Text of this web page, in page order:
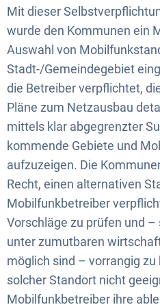
Mit dieser
wurde den Kommunen ein
Auswahl von
Stadt-/Gemeindegebiet
die Betreiber verpflichtet,
Pläne zum Netzausbau
mittels klar abgegrenzter
kommende Gebiete und
aufzuzeigen. Die
Recht, einen alternativen
Mobilfunkbetreiber
Vorschläge zu prüfen und
unter zumutbaren
möglich sind – vorrangig
solcher Standort nicht
Mobilfunkbetreiber ihre